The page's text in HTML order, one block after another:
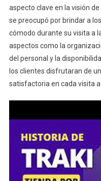
aspecto clave en la visión
se preocupó por brindar a
cómodo durante su visita a
aspectos como la
del personal y la
los clientes disfrutaran de
satisfactoria en cada visita a